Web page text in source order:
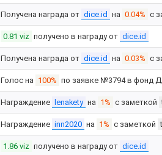
Получена награда от dice.id на 0.04% с
0.81 viz получено в награду от dice.id
Получена награда от dice.id на 0.03% с
Голос на 100% по заявке №3794 в фонд
Награждение lenakety на 1% с заметкой
Награждение inn2020 на 1% с заметкой
1.86 viz получено в награду от dice.id